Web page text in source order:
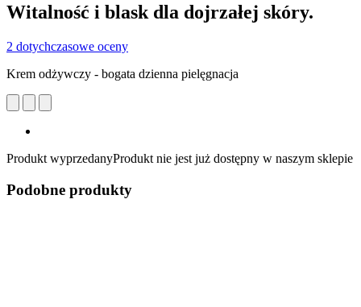
Witalność i blask dla dojrzałej skóry.
2 dotychczasowe oceny
Krem odżywczy - bogata dzienna pielęgnacja
Produkt wyprzedanyProdukt nie jest już dostępny w naszym sklepie
Podobne produkty